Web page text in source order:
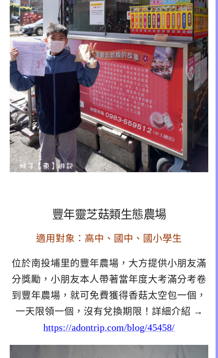
豐年靈芝菇類生態農場
適用對象：高中、國中、國小學生
位於南投埔里的豐年農場，大方提供小朋友滿
分獎勵，小朋友本人帶著當年度大考滿分考卷
到豐年農場，就可免費獲得香菇太空包一個，
一天限領一個，沒有兌換期限！詳細介紹 →
https://adontrip.com/blog/45458/